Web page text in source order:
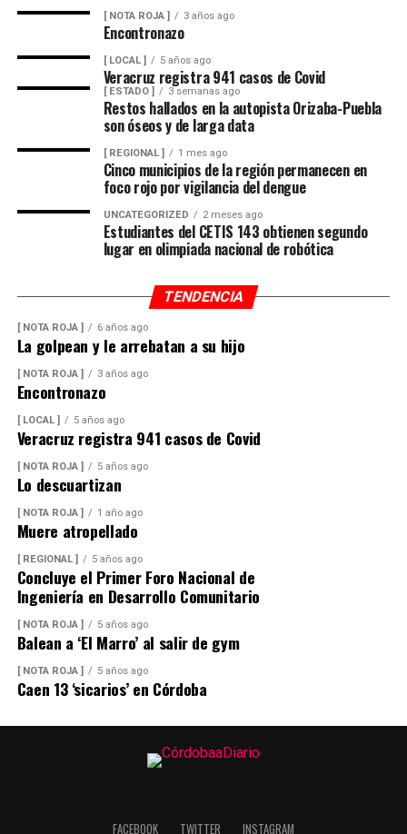
[ NOTA ROJA ] 3 años ago
Encontronazo
[ LOCAL ] 5 años ago
Veracruz registra 941 casos de Covid
[ ESTADO ] 3 semanas ago
Restos hallados en la autopista Orizaba-Puebla
son óseos y de larga data
[ REGIONAL ] 1 mes ago
Cinco municipios de la región permanecen en
foco rojo por vigilancia del dengue
UNCATEGORIZED 2 meses ago
Estudiantes del CETIS 143 obtienen segundo
lugar en olimpiada nacional de robótica
TENDENCIA
[ NOTA ROJA ] 6 años ago
La golpean y le arrebatan a su hijo
[ NOTA ROJA ] 3 años ago
Encontronazo
[ LOCAL ] 5 años ago
Veracruz registra 941 casos de Covid
[ NOTA ROJA ] 5 años ago
Lo descuartizan
[ NOTA ROJA ] 1 año ago
Muere atropellado
[ REGIONAL ] 5 años ago
Concluye el Primer Foro Nacional de
Ingeniería en Desarrollo Comunitario
[ NOTA ROJA ] 5 años ago
Balean a ‘El Marro’ al salir de gym
[ NOTA ROJA ] 5 años ago
Caen 13 ‘sicarios’ en Córdoba
FACEBOOK TWITTER INSTAGRAM